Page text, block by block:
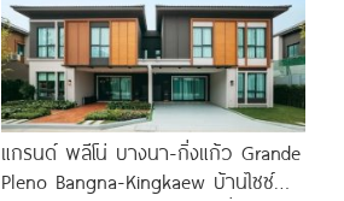
แกรนด์ พลีโน่ บางนา-กิ่งแก้ว Grande
Pleno Bangna-Kingkaew บ้านไซซ์